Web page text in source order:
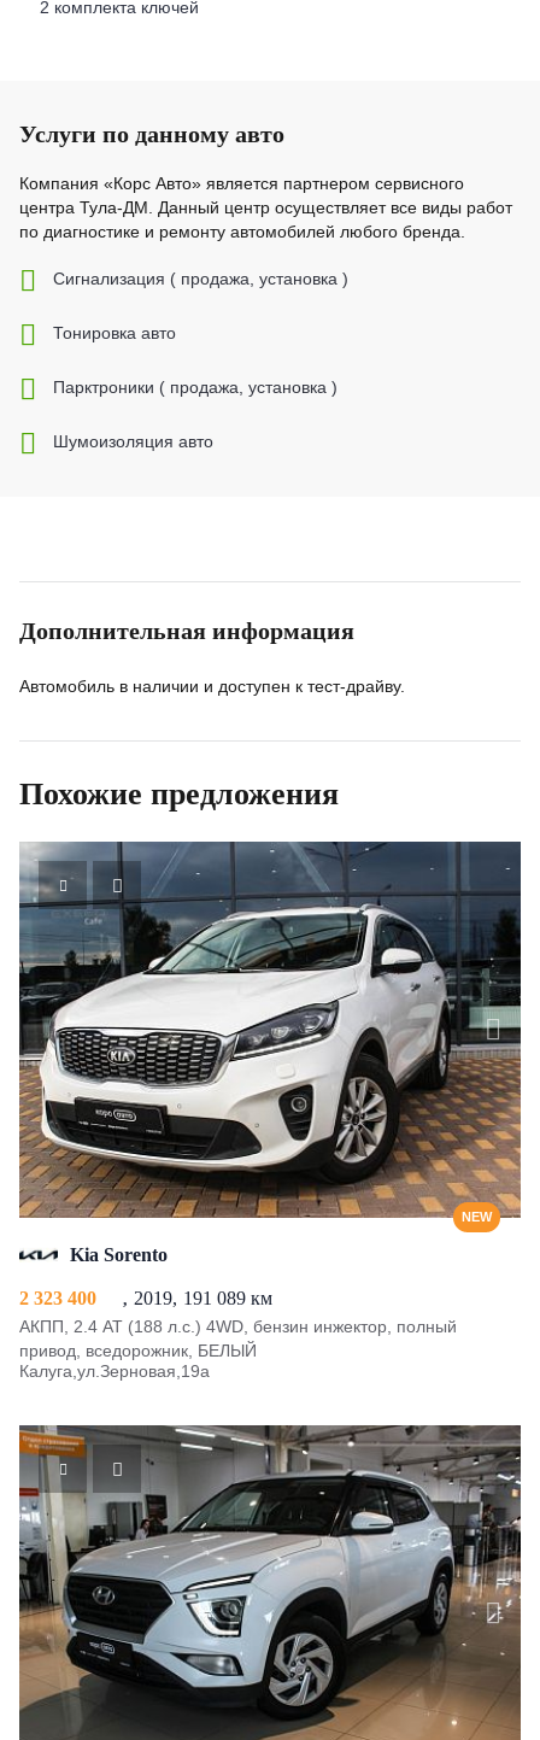
2 комплекта ключей
Услуги по данному авто
Компания «Корс Авто» является партнером сервисного
центра Тула-ДМ. Данный центр осуществляет все виды работ
по диагностике и ремонту автомобилей любого бренда.
Cигнализация ( продажа, установка )
Тонировка авто
Парктроники ( продажа, установка )
Шумоизоляция авто
Дополнительная информация
Автомобиль в наличии и доступен к тест-драйву.
Похожие предложения
NEW
Kia Sorento
2 323 400 2019 191 089 км
АКПП, 2.4 AT (188 л.с.) 4WD, бензин инжектор, полный
привод, вседорожник, БЕЛЫЙ
Калуга,ул.Зерновая,19а